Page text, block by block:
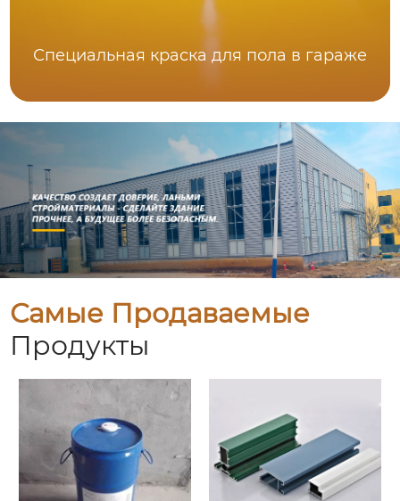
Специальная краска для пола в гараже
Самые Продаваемые
Продукты